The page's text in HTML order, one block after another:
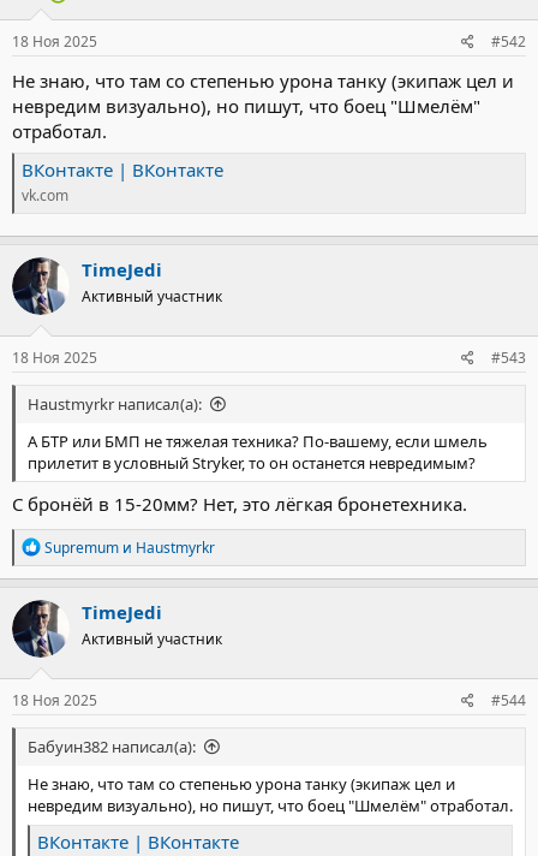
18 Ноя 2025 #542
Не знаю, что там со степенью урона танку (экипаж цел и
невредим визуально), но пишут, что боец "Шмелём"
отработал.
ВКонтакте | ВКонтакте
vk.com
TimeJedi
Активный участник
18 Ноя 2025 #543
Haustmyrkr написал(а):
А БТР или БМП не тяжелая техника? По-вашему, если шмель
прилетит в условный Stryker, то он останется невредимым?
С бронёй в 15-20мм? Нет, это лёгкая бронетехника.
Р
е
а
к
ц
и
и
:
Supremum и Haustmyrkr
TimeJedi
Активный участник
18 Ноя 2025 #544
Бабуин382 написал(а):
Не знаю, что там со степенью урона танку (экипаж цел и
невредим визуально), но пишут, что боец "Шмелём" отработал.
ВКонтакте | ВКонтакте